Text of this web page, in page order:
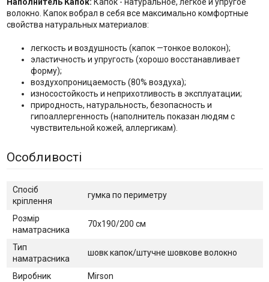
Наполнитель Капок: Капок - натуральное, легкое и упругое
волокно. Капок вобрал в себя все максимально комфортные
свойства натуральных материалов:
легкость и воздушность (капок —тонкое волокон);
эластичность и упругость (хорошо восстанавливает
форму);
воздухопроницаемость (80% воздуха);
износостойкость и неприхотливость в эксплуатации;
природность, натуральность, безопасность и
гипоаллергенность (наполнитель показан людям с
чувствительной кожей, аллергикам).
Особливості
Спосіб
кріплення
гумка по периметру
Розмір
наматрасника
70х190/200 см
Тип
наматрасника
шовк капок/штучне шовкове волокно
Виробник Mirson